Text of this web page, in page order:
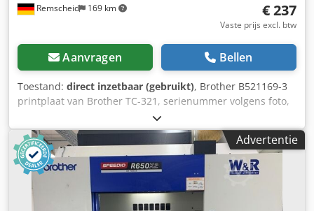
Remscheid 169 km € 237
Vaste prijs excl. btw
Aanvragen Bellen
Toestand: direct inzetbaar (gebruikt), Brother B521169-3
printplaat van Brother TC-321, serienummer volgens foto,
gebruikt, goede staat, 100% functioneel. Dkjdpoi D Ulksfx
Ab Ser
Advertentie